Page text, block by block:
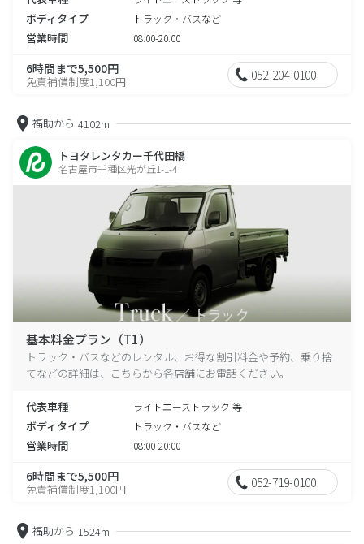
ボディタイプ トラック・バスなど
営業時間 08:00-20:00
6時間まで5,500円
免責補償制度1,100円 052-204-0100
福助から 4102m
トヨタレンタカー千代田橋
名古屋市千種区光が丘1-1-4
基本料金プラン（T1）
トラック・バスなどのレンタル、お得な割引料金や予約、乗り捨
てなどの詳細は、こちらから各店舗にお電話ください。
代表車種 ライトエーストラック 等
ボディタイプ トラック・バスなど
営業時間 08:00-20:00
6時間まで5,500円
免責補償制度1,100円 052-719-0100
福助から 1524m